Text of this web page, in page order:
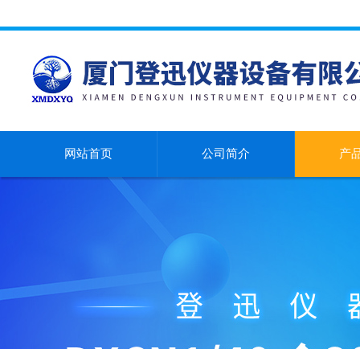
网站首页 公司简介 产